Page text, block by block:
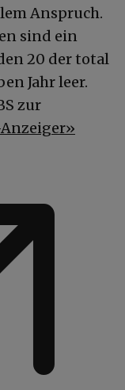
Anspruch.
sind ein
20 der total
Jahr leer.
zur